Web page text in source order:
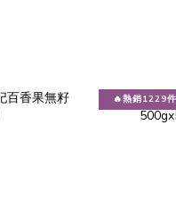
🔥熱銷1229